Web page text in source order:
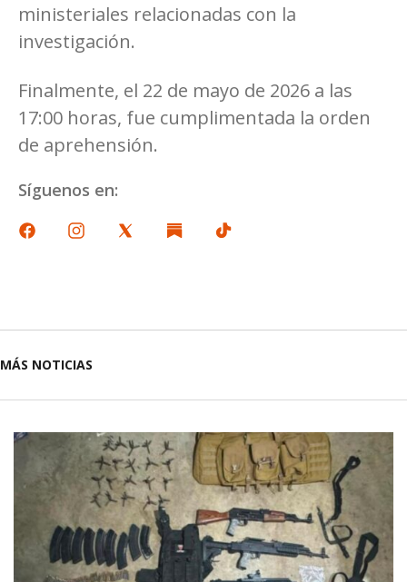
ministeriales relacionadas con la
investigación.
Finalmente, el 22 de mayo de 2026 a las
17:00 horas, fue cumplimentada la orden
de aprehensión.
Síguenos en:
MÁS NOTICIAS